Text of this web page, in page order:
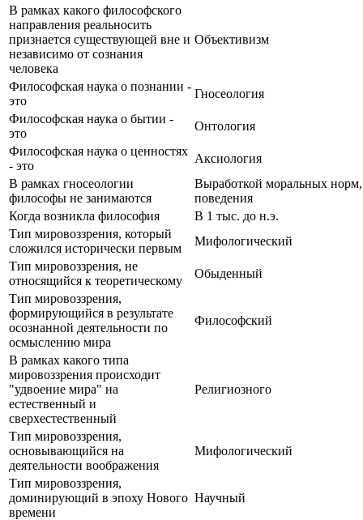
В рамках какого философского
направления реальносить
признается существующей вне и
независимо от сознания
человека
Объективизм
Философская наука о познании -
это
Гносеология
Философская наука о бытии -
это
Онтология
Философская наука о ценностях
- это
Аксиология
В рамках гносеологии
философы не занимаются
Выработкой моральных норм,
поведения
Когда возникла философия
В 1 тыс. до н.э.
Тип мировоззрения, который
сложился исторически первым
Мифологический
Тип мировоззрения, не
относящийся к теоретическому
Обыденный
Тип мировоззрения,
формирующийся в результате
осознанной деятельности по
осмыслению мира
Философский
В рамках какого типа
мировоззрения происходит
"удвоение мира" на
естественный и
сверхестественный
Религиозного
Тип мировоззрения,
основывающийся на
деятельности воображения
Мифологический
Тип мировоззрения,
доминирующий в эпоху Нового
времени
Научный